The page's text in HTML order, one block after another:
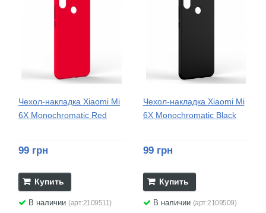
Чехол-накладка Xiaomi Mi
6X Monochromatic Red
99 грн
Купить
В наличии (арт:2109511)
Чехол-накладка Xiaomi Mi
6X Monochromatic Black
99 грн
Купить
В наличии (арт:2109509)